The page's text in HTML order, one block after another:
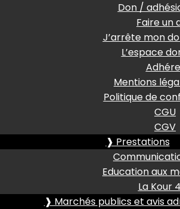
Don /
Faire un
J’arrête mon
L’espace
Mentions
Politique de
CGU
CGV
❱ Prestations
Education aux
La Kour
❱ Marchés publics et avis